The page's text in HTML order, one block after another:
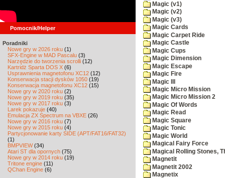
Pomocnik/Helper
Poradniki
Nowe gry w 2026 roku (1)
SFX-Engine w MAD Pascalu (3)
Narzędzie do tworzenia scrolli (12)
Kartridż Sparta DOS X (6)
Usprawnienia magnetofonu XC12 (12)
Konserwacja stacji dysków 1050 (19)
Konserwacja magnetofonu XC12 (15)
Nowe gry w 2020 roku (2)
Nowe gry w 2019 roku (35)
Nowe gry w 2017 roku (3)
Larek pokazuje (40)
Emulacja ZX Spectrum na VBXE (26)
Nowe gry w 2016 roku (7)
Nowe gry w 2015 roku (4)
Partycjonowanie karty SIDE (APT/FAT16/FAT32)
(1)
BMPVIEW(34)
Atari ST dla opornych (75)
Nowe gry w 2014 roku (19)
Tritone engine (11)
QChan Engine (6)
Magic (v1)
Magic (v2)
Magic (v3)
Magic Cards
Magic Carpet Ride
Magic Castle
Magic Cups
Magic Dimension
Magic Escape
Magic Fire
Magic III
Magic Micro Mission
Magic Micro Mission 2
Magic Of Words
Magic Read
Magic Square
Magic Tonic
Magic World
Magical Fairy Force
Magical Rolling Stones,
Magnetit
Magnetit 2002
Magnetix